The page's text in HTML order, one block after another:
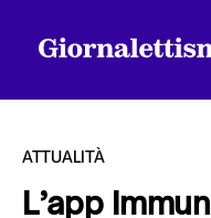
ATTUALITÀ
L’app